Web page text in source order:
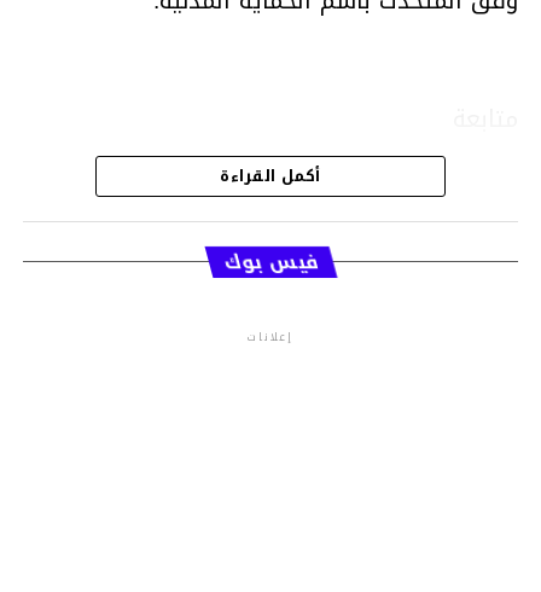
قسم الاخبار
أكمل القراءة
فيس بوك
إعلانات